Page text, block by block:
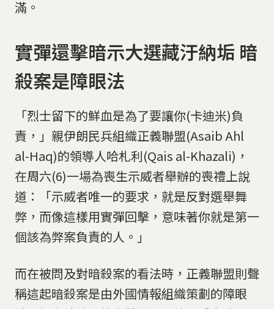
滿。
實彈還擊暗示大選藏汙納垢 暗
殺案是障眼法
「烈士留下的鮮血是為了要讓你(卡迪米)負
責，」親伊朗民兵組織正義聯盟(Asaib Ahl
al-Haq)的領導人哈札利(Qais al-Khazali)，
在周六(6)一場為喪生示威者舉辦的喪禮上說
道：「示威者唯一的要求，就是反對選舉舞
弊，而像這樣用實彈回擊，意味著你就是第一
個該為弊案負責的人。」
而在被問及對暗殺案的看法時，正義聯盟則聲
稱這起暗殺案是由外國情報組織策劃的障眼